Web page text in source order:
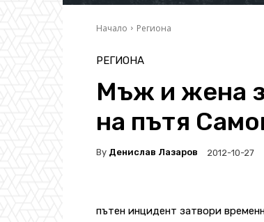
Начало Региона
РЕГИОНА
Мъж и жена
на пътя
By Денислав Лазаров 2012-10-27
пътен инцидент затвори